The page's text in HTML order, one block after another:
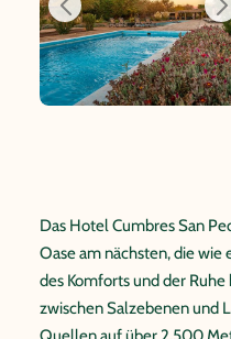
Das Hotel Cumbres San
Oase am nächsten, die wie
des Komforts und der
zwischen Salzebenen und